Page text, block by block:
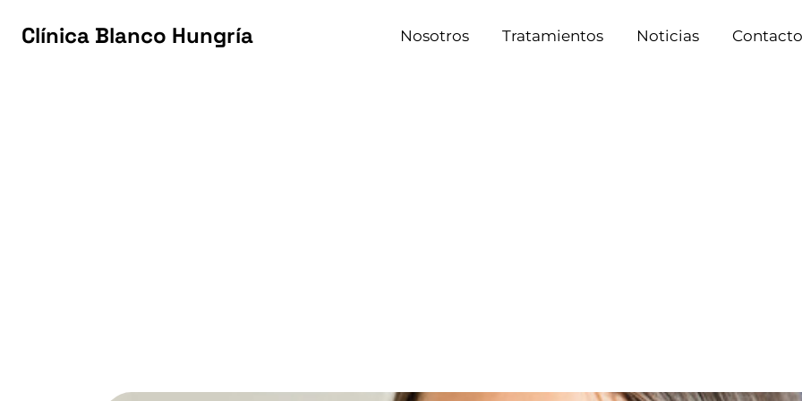
Clínica Blanco Hungría
Clínica Blanco Hungría Nosotros Tratamientos Noticias